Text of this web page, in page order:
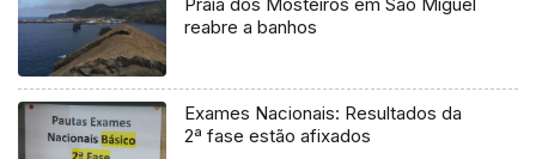
reabre a banhos
Exames Nacionais: Resultados da
2ª fase estão afixados